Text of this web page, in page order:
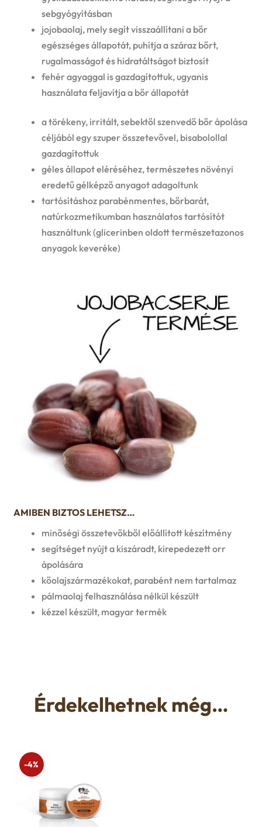
sebgyógyításban
jojobaolaj, mely segít visszaállítani a bőr
egészséges állapotát, puhítja a száraz bőrt,
rugalmasságot és hidratáltságot biztosít
fehér agyaggal is gazdagítottuk, ugyanis
használata feljavítja a bőr állapotát
a törékeny, irritált, sebektől szenvedő bőr ápolása
céljából egy szuper összetevővel, bisabolollal
gazdagítottuk
géles állapot eléréséhez, természetes növényi
eredetű gélképző anyagot adagoltunk
tartósításhoz parabénmentes, bőrbarát,
natúrkozmetikumban használatos tartósítót
használtunk (glicerinben oldott természetazonos
anyagok keveréke)
AMIBEN BIZTOS LEHETSZ…
minőségi összetevőkből előállított készítmény
segítséget nyújt a kiszáradt, kirepedezett orr
ápolására
kőolajszármazékokat, parabént nem tartalmaz
pálmaolaj felhasználása nélkül készült
kézzel készült, magyar termék
Érdekelhetnek még…
-4%